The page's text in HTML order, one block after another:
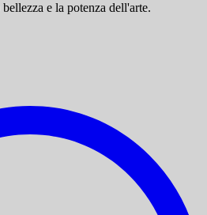
e la potenza dell'arte.